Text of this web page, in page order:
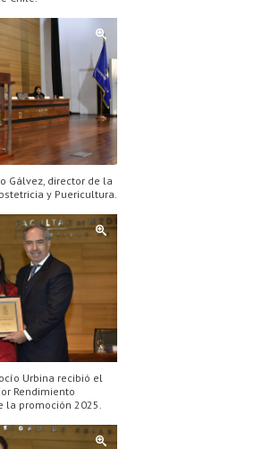
Gálvez, director de la
y Puericultura.
Urbina recibió el
Rendimiento
la promoción 2025.